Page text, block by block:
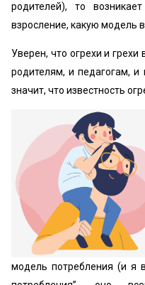
родителей), то
взросление, какую модель
Уверен, что огрехи и
родителям, и педагогам, и
значит, что известность
модель потребления (и я